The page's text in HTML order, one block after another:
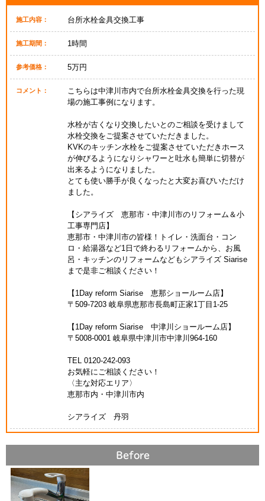
施工内容： 台所水栓金具交換工事
施工期間： 1時間
参考価格： 5万円
コメント：
こちらは中津川市内で台所水栓金具交換を行った現
場の施工事例になります。
水栓が古くなり交換したいとのご相談を受けまして
水栓交換をご提案させていただきました。
KVKのキッチン水栓をご提案させていただきホース
が伸びるようになりシャワーと吐水も簡単に切替が
出来るようになりました。
とても使い勝手が良くなったと大変お喜びいただけ
ました。
【シアライズ 恵那市・中津川市のリフォーム＆小
工事専門店】
恵那市・中津川市の皆様！トイレ・洗面台・コン
ロ・給湯器など1日で終わるリフォームから、お風
呂・キッチンのリフォームなどもシアライズ Siarise
まで是非ご相談ください！
【1Day reform Siarise 恵那ショールーム店】
〒509-7203 岐阜県恵那市長島町正家1丁目1-25
【1Day reform Siarise 中津川ショールーム店】
〒5008-0001 岐阜県中津川市中津川964-160
TEL 0120-242-093
お気軽にご相談ください！
〈主な対応エリア〉
恵那市内・中津川市内
シアライズ 丹羽
Before